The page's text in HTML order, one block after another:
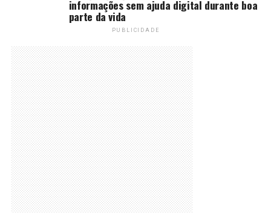
informações sem ajuda digital durante boa
parte da vida
PUBLICIDADE